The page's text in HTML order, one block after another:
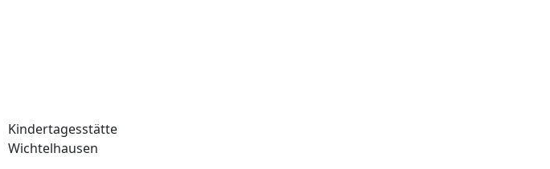
Kindertagesstätte
Wichtelhausen